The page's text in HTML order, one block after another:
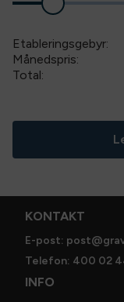
Etableringsgebyr:
Månedspris:
Total:
KONTAKT
E-post:
Telefon: 400 02
INFO